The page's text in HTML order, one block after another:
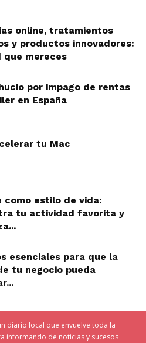
online, tratamientos
y productos innovadores:
que mereces
por impago de rentas
en España
tu Mac
como estilo de vida:
tu actividad favorita y
esenciales para que la
tu negocio pueda
diario local que envuelve toda la
informando de noticias y sucesos